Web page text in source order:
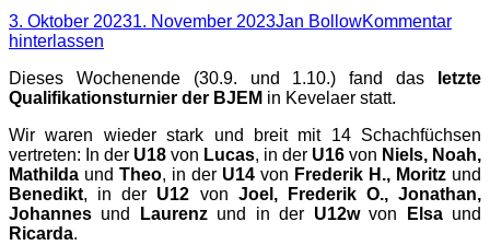
Posted
on
3. Oktober 20231. November 2023Autor
Jan BollowKommentar
hinterlassen
Dieses Wochenende (30.9. und 1.10.) fand das
letzte
Qualifikationsturnier der BJEM in Kevelaer statt.
Wir waren wieder stark und breit mit 14 Schachfüchsen
vertreten: In der U18 von Lucas, in der U16 von Niels, Noah,
Mathilda und Theo, in der U14 von Frederik H., Moritz und
Benedikt, in der U12 von Joel, Frederik O., Jonathan,
Johannes und Laurenzund in der U12wvon Elsaund
Ricarda.